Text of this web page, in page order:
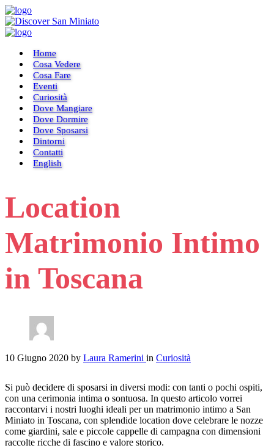
Home
Cosa Vedere
Cosa Fare
Eventi
Curiosità
Dove Mangiare
Dove Dormire
Dove Sposarsi
Dintorni
Contatti
English
Location
Matrimonio Intimo
in Toscana
10 Giugno 2020 by Laura Ramerini in Curiosità
Si può decidere di sposarsi in diversi modi: con tanti o pochi ospiti,
con una cerimonia intima o sontuosa. In questo articolo vorrei
raccontarvi i nostri luoghi ideali per un matrimonio intimo a San
Miniato in Toscana, con splendide location dove celebrare le nozze
come giardini, sale e piccole cappelle di campagna con dimensioni
raccolte ricche di fascino e valore storico.